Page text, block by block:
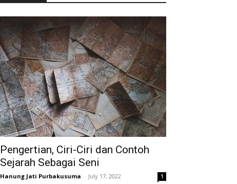
Pengertian, Ciri-Ciri dan Contoh
Sejarah Sebagai Seni
Hanung Jati Purbakusuma - July 17, 2022 1